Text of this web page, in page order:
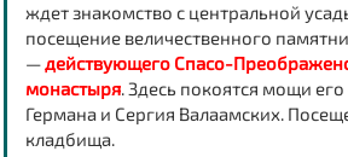
ждет знакомство с центральной
посещение величественного
—действующего Спасо-
монастыря. Здесь покоятся мощи
Германа и Сергия Валаамских.
кладбища.